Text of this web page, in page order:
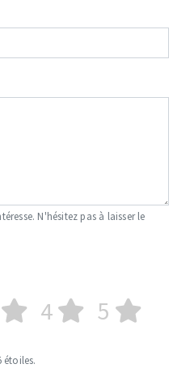
N'hésitez pas à laisser le
4 5
étoiles.